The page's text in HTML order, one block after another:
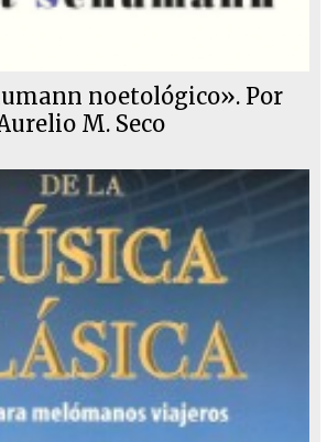
noetológico». Por
M. Seco